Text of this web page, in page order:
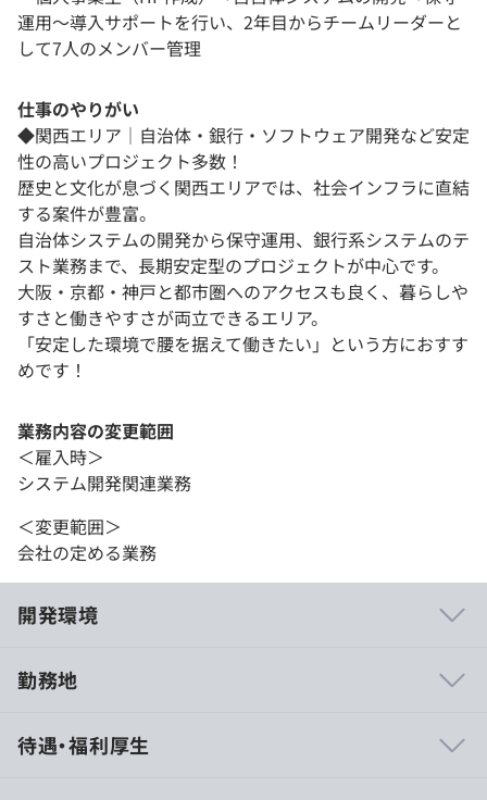
運用～導入サポートを行い、2年目からチームリーダーと
して7人のメンバー管理
仕事のやりがい
◆関西エリア｜自治体・銀行・ソフトウェア開発など安定
性の高いプロジェクト多数！
歴史と文化が息づく関西エリアでは、社会インフラに直結
する案件が豊富。
自治体システムの開発から保守運用、銀行系システムのテ
スト業務まで、長期安定型のプロジェクトが中心です。
大阪・京都・神戸と都市圏へのアクセスも良く、暮らしや
すさと働きやすさが両立できるエリア。
「安定した環境で腰を据えて働きたい」という方におすす
めです！
業務内容の変更範囲
＜雇入時＞
システム開発関連業務
＜変更範囲＞
会社の定める業務
開発環境
グループ社員数29,363名（2024年12月末日時点）のう
勤務地
待遇・福利厚生